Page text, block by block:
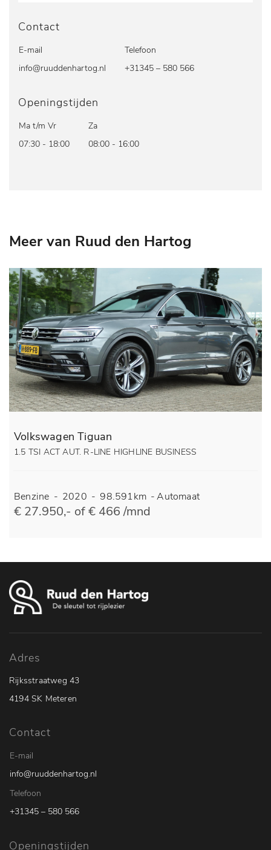
Contact
E-mail
info@ruuddenhartog.nl
Telefoon
+31345 – 580 566
Openingstijden
Ma t/m Vr
07:30 - 18:00
Za
08:00 - 16:00
Meer van Ruud den Hartog
Volkswagen Tiguan
1.5 TSI ACT AUT. R-LINE HIGHLINE BUSINESS
Benzine - 2020 - 98.591km - Automaat
€ 27.950,- of € 466 /mnd
Adres
Rijksstraatweg 43
4194 SK Meteren
Contact
E-mail
info@ruuddenhartog.nl
Telefoon
+31345 – 580 566
Openingstijden